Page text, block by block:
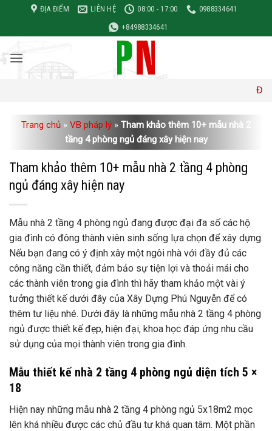
nội
dung
ĐỊA ĐIỂM LIÊN HỆ 08:00 - 17:00
0988334641
+84988334641
Đơn giá xây
Trang chủ » VB pháp lý » Tham khảo thêm 10+ mẫu nhà 2
tầng 4 phòng ngủ đáng xây hiện nay
Tham khảo thêm 10+ mẫu nhà 2 tầng 4 phòng
ngủ đáng xây hiện nay
Mẫu nhà 2 tầng 4 phòng ngủ đang được đại đa số các hộ
gia đình có đông thành viên sinh sống lựa chọn để xây dựng.
Nếu bạn đang có ý định xây một ngôi nhà với đầy đủ các
công năng cần thiết, đảm bảo sự tiện lợi và thoải mái cho
các thành viên trong gia đình thì hãy tham khảo một vài ý
tưởng thiết kế dưới đây của Xây Dựng Phú Nguyễn để có
thêm tư liệu nhé. Dưới đây là những mẫu nhà 2 tầng 4 phòng
ngủ được thiết kế đẹp, hiện đại, khoa học đáp ứng nhu cầu
sử dụng của mọi thành viên trong gia đình.
Mẫu thiết kế nhà 2 tầng 4 phòng ngủ diện tích 5 ×
18
Hiện nay những mẫu nhà 2 tầng 4 phòng ngủ 5x18m2 mọc
lên khá nhiều được các chủ đầu tư khá quan tâm. Một phần